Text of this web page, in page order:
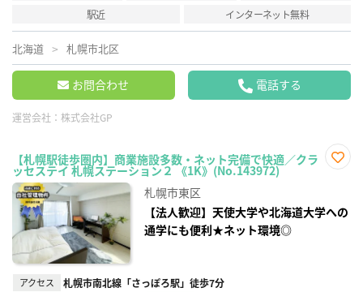
駅近
インターネット無料
北海道 札幌市北区
お問合わせ 電話する
運営会社： 株式会社GP
【札幌駅徒歩圏内】商業施設多数・ネット完備で快適／クラ
ッセステイ 札幌ステーション２ 《1K》(No.143972)
録
札幌市東区
【法人歓迎】天使大学や北海道大学への
通学にも便利★ネット環境◎
アクセス 札幌市南北線「さっぽろ駅」徒歩7分